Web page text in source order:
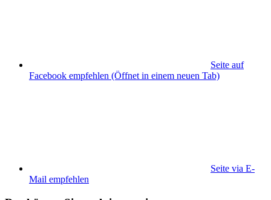
Seite auf
Facebook empfehlen (Öffnet in einem neuen Tab)
Seite via E-
Mail empfehlen